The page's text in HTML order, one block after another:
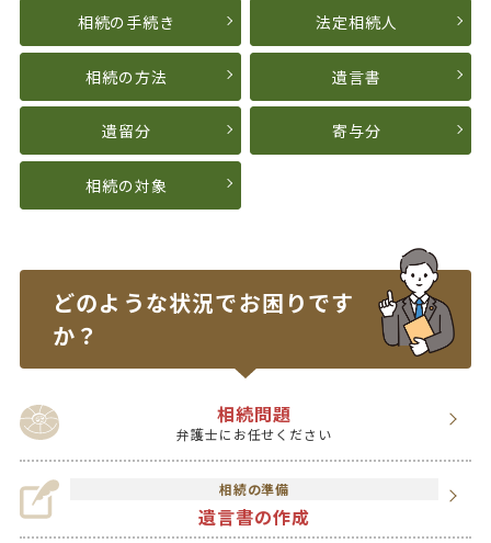
相続の手続き 法定相続人
相続の方法 遺言書
遺留分 寄与分
相続の対象
どのような状況でお困りです
か？
相続問題
弁護士にお任せください
相続の準備
遺言書の作成